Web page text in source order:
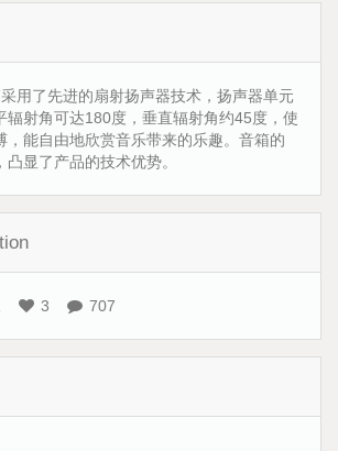
采用了先进的扇射扬声器技术，扬声器单元
辐射角可达180度，垂直辐射角约45度，使
，能自由地欣赏音乐带来的乐趣。音箱的
显了产品的技术优势。
3 707